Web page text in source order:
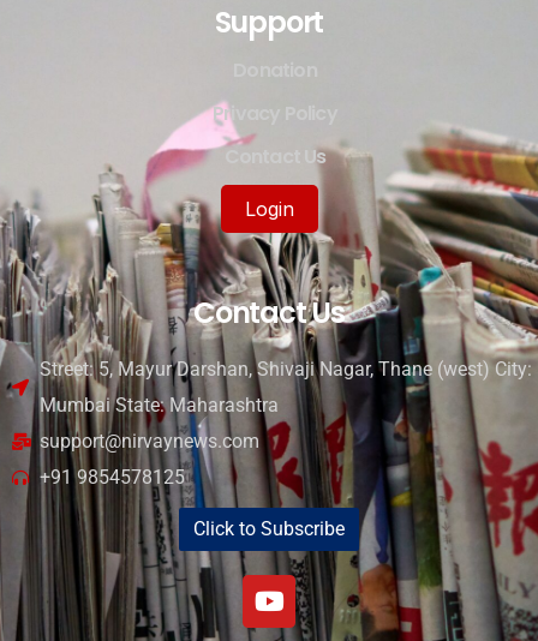
Support
Privacy Policy
Contact Us
Login
Contact Us
Street: 5, Mayur Darshan, Shivaji Nagar, Thane (west) City:
Mumbai State: Maharashtra
support@nirvaynews.com
+91 9854578125
Click to Subscribe